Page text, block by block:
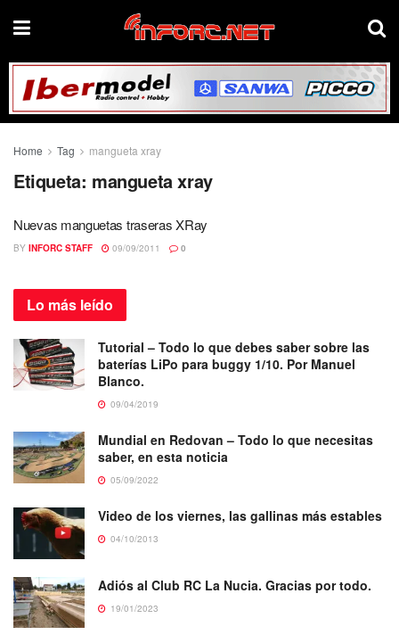
Home Tag mangueta xray
Etiqueta: mangueta xray
Nuevas manguetas traseras XRay
BY INFORC STAFF 09/09/2011 0
Lo más leído
Tutorial – Todo lo que debes saber sobre las
baterías LiPo para buggy 1/10. Por Manuel
Blanco.
09/04/2019
Mundial en Redovan – Todo lo que necesitas
saber, en esta noticia
05/09/2022
Video de los viernes, las gallinas más estables
04/10/2013
Adiós al Club RC La Nucia. Gracias por todo.
19/01/2023